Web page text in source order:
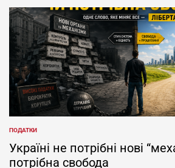
by
POSTED
IN
ПОДАТКИ
Україні не потрібні нові
потрібна свобода